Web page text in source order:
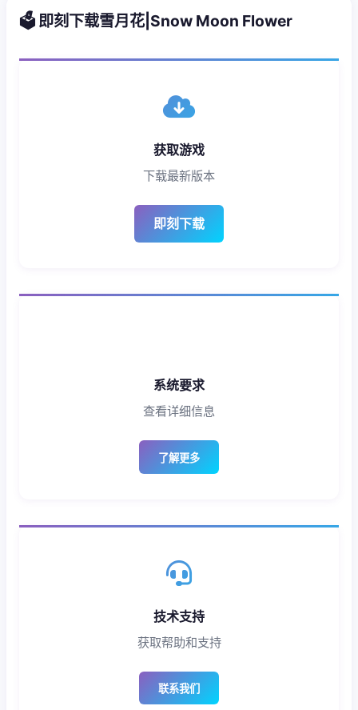
🗳️ 即刻下载雪月花|Snow Moon Flower
获取游戏
下载最新版本
即刻下载
系统要求
查看详细信息
了解更多
技术支持
获取帮助和支持
联系我们